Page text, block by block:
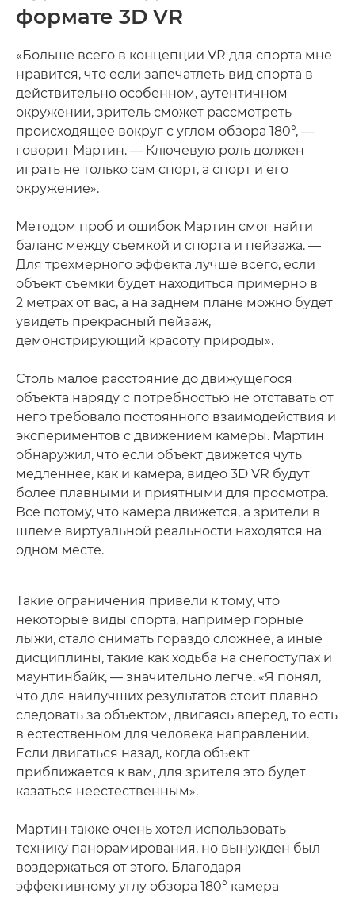
формате 3D VR
«Больше всего в концепции VR для спорта мне
нравится, что если запечатлеть вид спорта в
действительно особенном, аутентичном
окружении, зритель сможет рассмотреть
происходящее вокруг с углом обзора 180°, —
говорит Мартин. — Ключевую роль должен
играть не только сам спорт, а спорт и его
окружение».
Методом проб и ошибок Мартин смог найти
баланс между съемкой и спорта и пейзажа. —
Для трехмерного эффекта лучше всего, если
объект съемки будет находиться примерно в
2 метрах от вас, а на заднем плане можно будет
увидеть прекрасный пейзаж,
демонстрирующий красоту природы».
Столь малое расстояние до движущегося
объекта наряду с потребностью не отставать от
него требовало постоянного взаимодействия и
экспериментов с движением камеры. Мартин
обнаружил, что если объект движется чуть
медленнее, как и камера, видео 3D VR будут
более плавными и приятными для просмотра.
Все потому, что камера движется, а зрители в
шлеме виртуальной реальности находятся на
одном месте.
Такие ограничения привели к тому, что
некоторые виды спорта, например горные
лыжи, стало снимать гораздо сложнее, а иные
дисциплины, такие как ходьба на снегоступах и
маунтинбайк, — значительно легче. «Я понял,
что для наилучших результатов стоит плавно
следовать за объектом, двигаясь вперед, то есть
в естественном для человека направлении.
Если двигаться назад, когда объект
приближается к вам, для зрителя это будет
казаться неестественным».
Мартин также очень хотел использовать
технику панорамирования, но вынужден был
воздержаться от этого. Благодаря
эффективному углу обзора 180° камера